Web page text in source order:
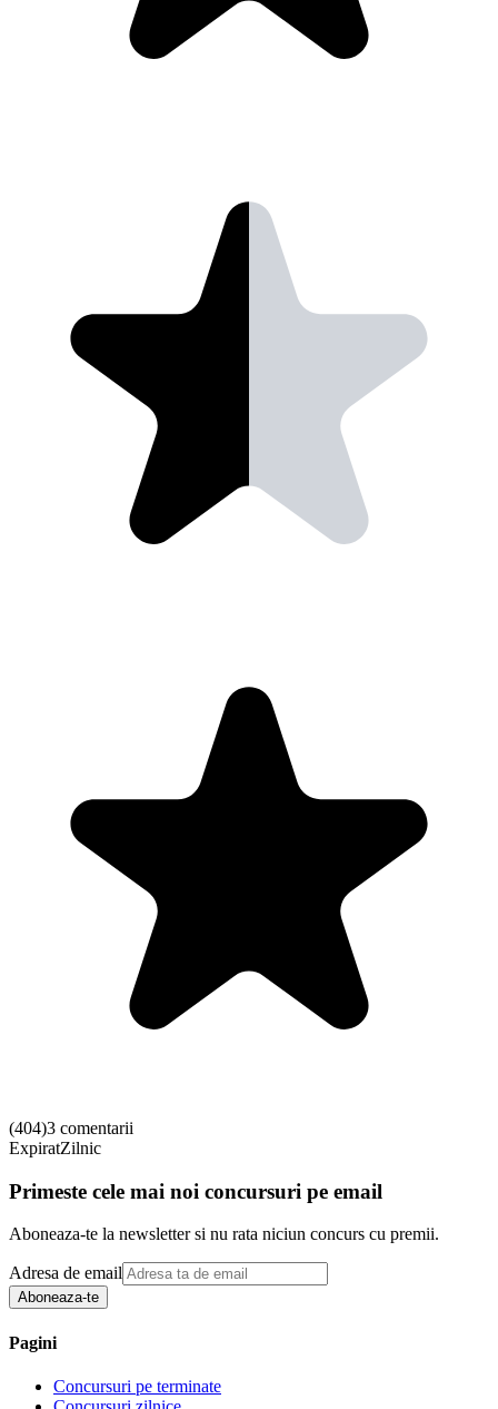
(404)3 comentarii
ExpiratZilnic
Primeste cele mai noi concursuri pe email
Aboneaza-te la newsletter si nu rata niciun concurs cu premii.
Adresa de email
Aboneaza-te
Pagini
Concursuri pe terminate